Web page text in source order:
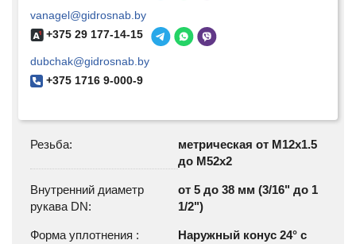
vanagel@gidrosnab.by
+375 29 177-14-15
dubchak@gidrosnab.by
+375 1716 9-000-9
Резьба:
метрическая от M12x1.5
до М52х2
Внутренний диаметр
рукава DN:
от 5 до 38 мм (3/16" до 1
1/2")
Форма уплотнения :
Наружный конус 24° с